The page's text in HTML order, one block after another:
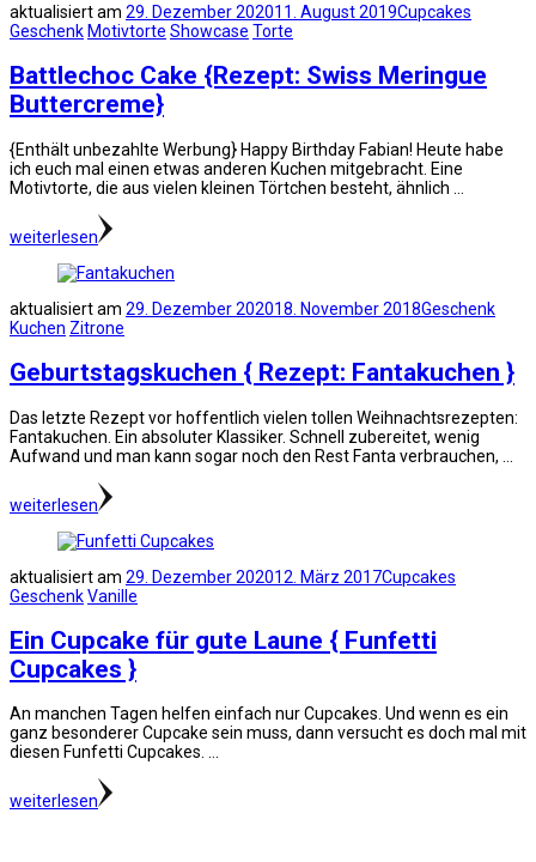
aktualisiert am 29. Dezember 202011. August 2019Cupcakes
Geschenk Motivtorte Showcase Torte
Battlechoc Cake {Rezept: Swiss Meringue
Buttercreme}
{Enthält unbezahlte Werbung} Happy Birthday Fabian! Heute habe
ich euch mal einen etwas anderen Kuchen mitgebracht. Eine
Motivtorte, die aus vielen kleinen Törtchen besteht, ähnlich …
weiterlesen
aktualisiert am 29. Dezember 202018. November 2018Geschenk
Kuchen Zitrone
Geburtstagskuchen { Rezept: Fantakuchen }
Das letzte Rezept vor hoffentlich vielen tollen Weihnachtsrezepten:
Fantakuchen. Ein absoluter Klassiker. Schnell zubereitet, wenig
Aufwand und man kann sogar noch den Rest Fanta verbrauchen, …
weiterlesen
aktualisiert am 29. Dezember 202012. März 2017Cupcakes
GeschenkVanille
Ein Cupcake für gute Laune { Funfetti
Cupcakes }
An manchen Tagen helfen einfach nur Cupcakes. Und wenn es ein
ganz besonderer Cupcake sein muss, dann versucht es doch mal mit
diesen Funfetti Cupcakes. …
weiterlesen